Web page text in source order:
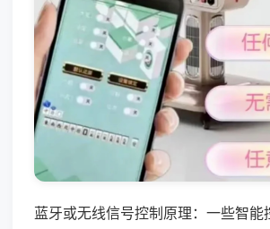
蓝牙或无线信号控制原理：一些智能